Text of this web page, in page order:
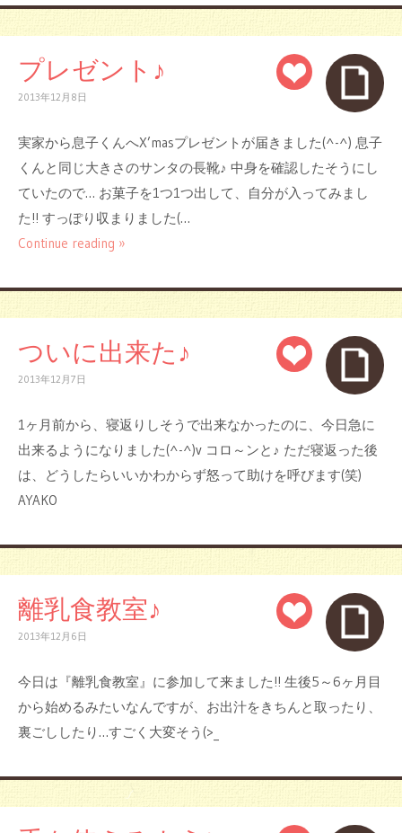
プレゼント♪
2013年12月8日
実家から息子くんへX’masプレゼントが届きました(^-^) 息子
くんと同じ大きさのサンタの長靴♪ 中身を確認したそうにし
ていたので… お菓子を1つ1つ出して、自分が入ってみまし
た!! すっぽり収まりました(…
Continue reading »
ついに出来た♪
2013年12月7日
1ヶ月前から、寝返りしそうで出来なかったのに、今日急に
出来るようになりました(^-^)v コロ～ンと♪ ただ寝返った後
は、どうしたらいいかわからず怒って助けを呼びます(笑)
AYAKO
離乳食教室♪
2013年12月6日
今日は『離乳食教室』に参加して来ました!! 生後5～6ヶ月目
から始めるみたいなんですが、お出汁をきちんと取ったり、
裏ごししたり…すごく大変そう(>_